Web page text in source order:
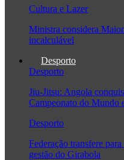
Cultura e Lazer
Ministra considera
incalculável
Desporto
Desporto
Jiu-Jitsu: Angola
Campeonato do Mundo
Desporto
Federação transfere
gestão do Girabola